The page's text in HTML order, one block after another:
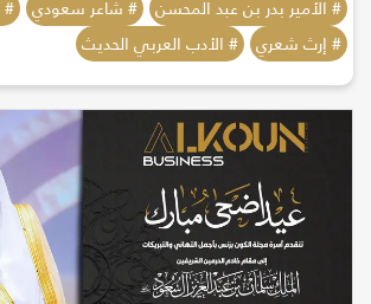
# الأمير بدر بن عبد المحسن # شاعر سعودي
#
# إرث شعري
# الأدب العربي الحديث